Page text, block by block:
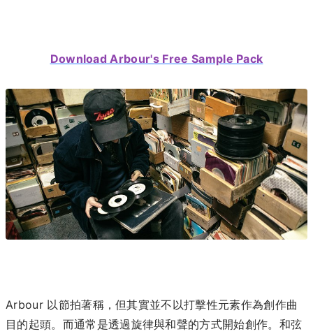
Download Arbour's Free Sample Pack
Arbour 以節拍著稱，但其實並不以打擊性元素作為創作曲
目的起頭。而通常是透過旋律與和聲的方式開始創作。和弦